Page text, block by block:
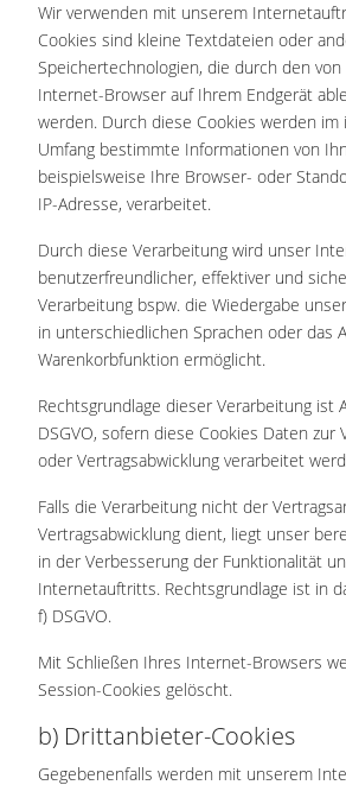
Wir verwenden mit unserem
Cookies sind kleine Textdateien oder
Speichertechnologien, die durch den
Internet-Browser auf Ihrem Endgerät
werden. Durch diese Cookies werden im
Umfang bestimmte Informationen von
beispielsweise Ihre Browser- oder
IP-Adresse, verarbeitet.
Durch diese Verarbeitung wird unser
benutzerfreundlicher, effektiver und
Verarbeitung bspw. die Wiedergabe
in unterschiedlichen Sprachen oder das
Warenkorbfunktion ermöglicht.
Rechtsgrundlage dieser Verarbeitung ist
DSGVO, sofern diese Cookies Daten zur
oder Vertragsabwicklung verarbeitet
Falls die Verarbeitung nicht der
Vertragsabwicklung dient, liegt unser
in der Verbesserung der Funktionalität
Internetauftritts. Rechtsgrundlage ist in
f) DSGVO.
Mit Schließen Ihres Internet-Browsers
Session-Cookies gelöscht.
b) Drittanbieter-Cookies
Gegebenenfalls werden mit unserem